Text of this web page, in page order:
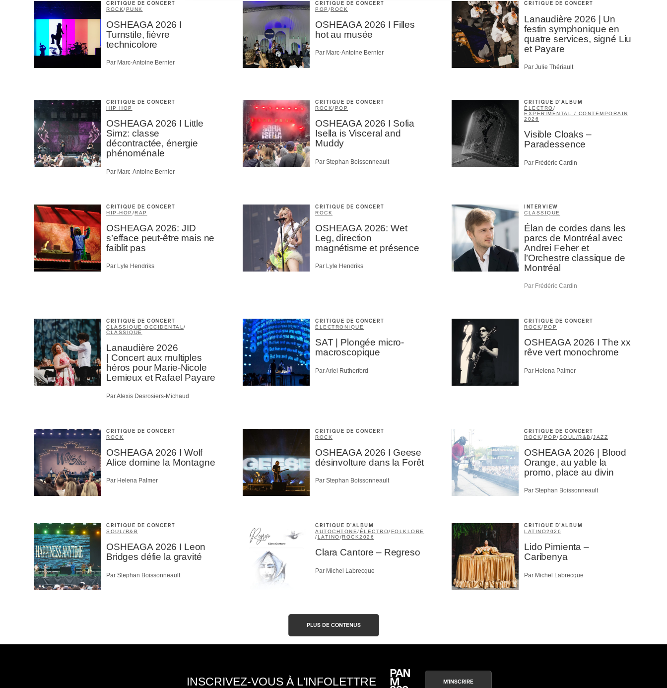
CRITIQUE DE CONCERT
ROCK/PUNK
OSHEAGA 2026 I
Turnstile, fièvre
technicolore
Par Marc-Antoine Bernier
CRITIQUE DE CONCERT
POP /ROCK
OSHEAGA 2026 I Filles
hot au musée
Par Marc-Antoine Bernier
CRITIQUE DE CONCERT
Lanaudière 2026 | Un
festin symphonique en
quatre services, signé Liu
et Payare
Par Julie Thériault
CRITIQUE DE CONCERT
HIP HOP
OSHEAGA 2026 I Little
Simz: classe
décontractée, énergie
phénoménale
Par Marc-Antoine Bernier
CRITIQUE DE CONCERT
ROCK/POP
OSHEAGA 2026 I Sofia
Isella is Visceral and
Muddy
Par Stephan Boissonneault
CRITIQUE D'ALBUM
ÉLECTRO/
EXPÉRIMENTAL / CONTEMPORAIN
2026
Visible Cloaks –
Paradessence
Par Frédéric Cardin
CRITIQUE DE CONCERT
HIP-HOP /RAP
OSHEAGA 2026: JID
s’efface peut-être mais ne
faiblit pas
Par Lyle Hendriks
CRITIQUE DE CONCERT
ROCK
OSHEAGA 2026: Wet
Leg, direction
magnétisme et présence
Par Lyle Hendriks
INTERVIEW
CLASSIQUE
Élan de cordes dans les
parcs de Montréal avec
Andrei Feher et
l’Orchestre classique de
Montréal
Par Frédéric Cardin
CRITIQUE DE CONCERT
CLASSIQUE OCCIDENTAL /
CLASSIQUE
Lanaudière 2026
| Concert aux multiples
héros pour Marie-Nicole
Lemieux et Rafael Payare
Par Alexis Desrosiers-Michaud
CRITIQUE DE CONCERT
ÉLECTRONIQUE
SAT | Plongée micro-
macroscopique
Par Ariel Rutherford
CRITIQUE DE CONCERT
ROCK/POP
OSHEAGA 2026 I The xx
rêve vert monochrome
Par Helena Palmer
CRITIQUE DE CONCERT
ROCK
OSHEAGA 2026 I Wolf
Alice domine la Montagne
Par Helena Palmer
CRITIQUE DE CONCERT
ROCK
OSHEAGA 2026 I Geese
désinvolture dans la Forêt
Par Stephan Boissonneault
CRITIQUE DE CONCERT
ROCK/POP/SOUL/R&B /JAZZ
OSHEAGA 2026 | Blood
Orange, au yable la
promo, place au divin
Par Stephan Boissonneault
CRITIQUE DE CONCERT
SOUL/R&B
OSHEAGA 2026 I Leon
Bridges défie la gravité
Par Stephan Boissonneault
CRITIQUE D'ALBUM
AUTOCHTONE/ÉLECTRO/FOLKLORE
/LATINO/ROCK2026
Clara Cantore – Regreso
Par Michel Labrecque
CRITIQUE D'ALBUM
LATINO2026
Lido Pimienta –
Caribenya
Par Michel Labrecque
PLUS DE CONTENUS
INSCRIVEZ-VOUS À L'INFOLETTRE M'INSCRIRE